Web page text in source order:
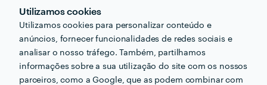
Utilizamos cookies
Utilizamos cookies para personalizar conteúdo e
anúncios, fornecer funcionalidades de redes sociais e
analisar o nosso tráfego. Também, partilhamos
informações sobre a sua utilização do site com os nossos
parceiros, como a Google, que as podem combinar com
5
4
3